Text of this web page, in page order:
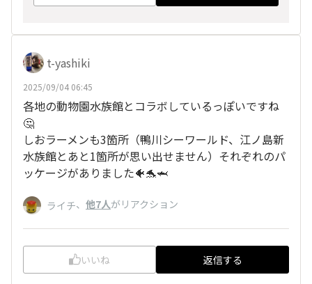
t-yashiki
2025/09/04 06:45
各地の動物園水族館とコラボしているっぽいですね
🤔
しおラーメンも3箇所（鴨川シーワールド、江ノ島新
水族館とあと1箇所が思い出せません）それぞれのパ
ッケージがありました🐠🐬🦈
ライチ、 他7人がリアクション
いいね 返信する